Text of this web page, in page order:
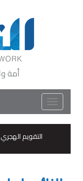
أمة
Toggle
navigation
التقويم الهجري